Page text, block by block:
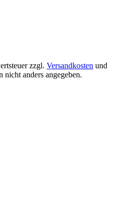
zzgl. Versandkosten und
nicht anders angegeben.